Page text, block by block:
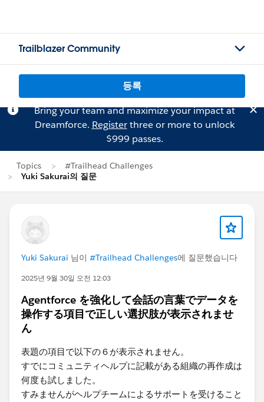
Trailblazer Community
등록
Bring your team and maximize your impact at
Dreamforce. Registerthree or more to unlock
$999 passes.
Topics
#Trailhead Challenges
Yuki Sakurai의 질문
Yuki Sakurai 님이 #Trailhead Challenges에 질문했습니다
2025년 9월 30일 오전 12:03
Agentforce を強化して会話の言葉でデータを
操作する項目で正しい選択肢が表示されませ
ん
表題の項目で以下の６が表示されません。
すでにコミュニティヘルプに記載がある組織の再作成は
何度も試しました。
すみませんがヘルプチームによるサポートを受けること